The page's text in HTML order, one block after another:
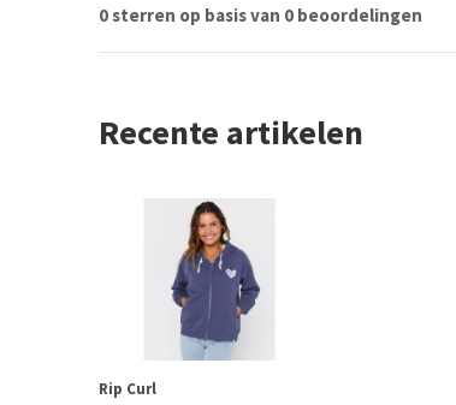
0 sterren op basis van 0 beoordelingen
Recente artikelen
Rip Curl